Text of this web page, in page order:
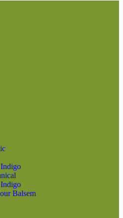
Balsem